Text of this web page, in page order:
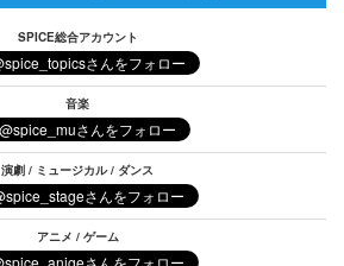
SPICE総合アカウント
音楽
演劇 / ミュージカル / ダンス
アニメ / ゲーム